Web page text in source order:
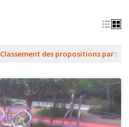
Classement des propositions par :